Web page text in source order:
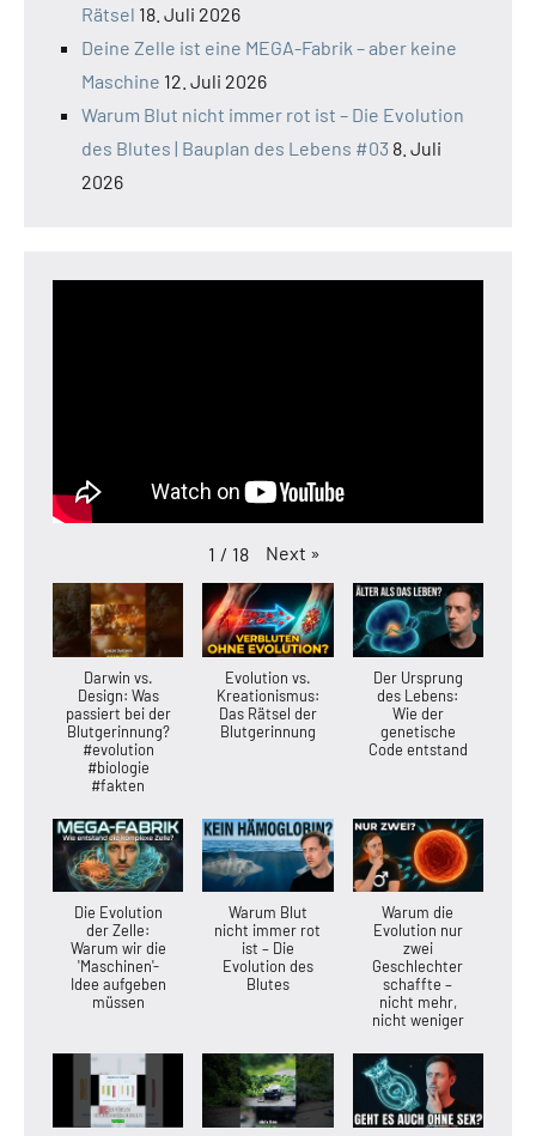
Rätsel 18. Juli 2026
Deine Zelle ist eine MEGA-Fabrik – aber keine
Maschine 12. Juli 2026
Warum Blut nicht immer rot ist – Die Evolution
des Blutes | Bauplan des Lebens #03 8. Juli
2026
1 / 18 Next »
Darwin vs.
Design: Was
passiert bei der
Blutgerinnung?
#evolution
#biologie
#fakten
Evolution vs.
Kreationismus:
Das Rätsel der
Blutgerinnung
Der Ursprung
des Lebens:
Wie der
genetische
Code entstand
Die Evolution
der Zelle:
Warum wir die
'Maschinen'-
Idee aufgeben
müssen
Warum Blut
nicht immer rot
ist – Die
Evolution des
Blutes
Warum die
Evolution nur
zwei
Geschlechter
schaffte –
nicht mehr,
nicht weniger